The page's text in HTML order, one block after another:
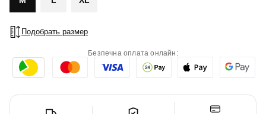
Подобрать размер
Безпечна оплата онлайн: